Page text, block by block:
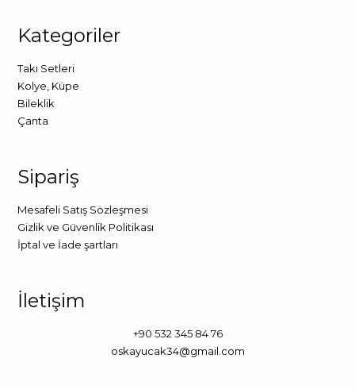
Kategoriler
Takı Setleri
Kolye Küpe
Bileklik
Çanta
Sipariş
Mesafeli Satış Sözleşmesi
Gizlik ve Güvenlik Politikası
İptal ve İade şartları
İletişim
+90 532 345 84 76
oskayucak34@gmail.com